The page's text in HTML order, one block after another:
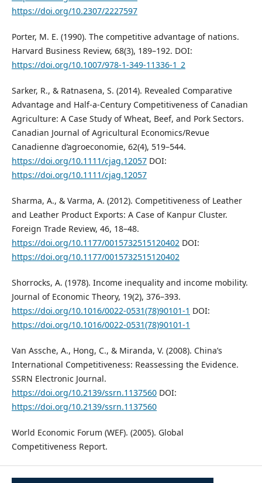
https://doi.org/10.2307/2227597
Porter, M. E. (1990). The competitive advantage of nations.
Harvard Business Review, 68(3), 189–192. DOI:
https://doi.org/10.1007/978-1-349-11336-1_2
Sarker, R., & Ratnasena, S. (2014). Revealed Comparative
Advantage and Half-a-Century Competitiveness of Canadian
Agriculture: A Case Study of Wheat, Beef, and Pork Sectors.
Canadian Journal of Agricultural Economics/Revue
Canadienne d’agroeconomie, 62(4), 519–544.
https://doi.org/10.1111/cjag.12057DOI:
https://doi.org/10.1111/cjag.12057
Sharma, A., & Varma, A. (2012). Competitiveness of Leather
and Leather Product Exports: A Case of Kanpur Cluster.
Foreign Trade Review, 46, 18–48.
https://doi.org/10.1177/0015732515120402DOI:
https://doi.org/10.1177/0015732515120402
Shorrocks, A. (1978). Income inequality and income mobility.
Journal of Economic Theory, 19(2), 376–393.
https://doi.org/10.1016/0022-0531(78)90101-1 DOI:
https://doi.org/10.1016/0022-0531(78)90101-1
Van Assche, A., Hong, C., & Miranda, V. (2008). China’s
International Competitiveness: Reassessing the Evidence.
SSRN Electronic Journal.
https://doi.org/10.2139/ssrn.1137560DOI:
https://doi.org/10.2139/ssrn.1137560
World Economic Forum (WEF). (2005). Global
Competitiveness Report.